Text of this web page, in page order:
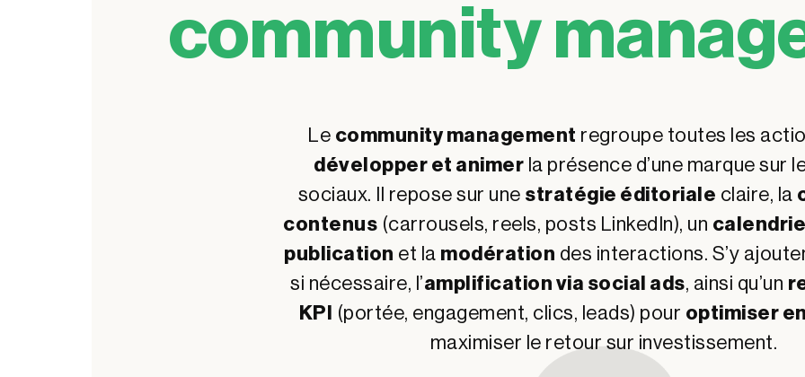
community
Le community management regroupe toutes les
développer et animer la présence d’une marque sur
sociaux. Il repose sur une stratégie éditoriale claire, la
contenus (carrousels, reels, posts LinkedIn), un
publication et la modération des interactions. S’y
si nécessaire, l’amplification via social ads, ainsi qu’un
KPI
(portée, engagement, clics, leads) pour optimiser
maximiser le retour sur investissement.